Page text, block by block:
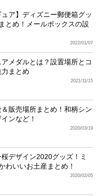
ュア】ディズニー郵便箱グッ
とめ！メールボックスの設
2022/01/07
アメダルとは？設置場所とコ
まとめ
2021/11/15
＆販売場所まとめ！和柄シン
ンなど！
2020/03/19
デザイン2020グッズ！ミ
わいいお土産まとめ！
2020/02/05